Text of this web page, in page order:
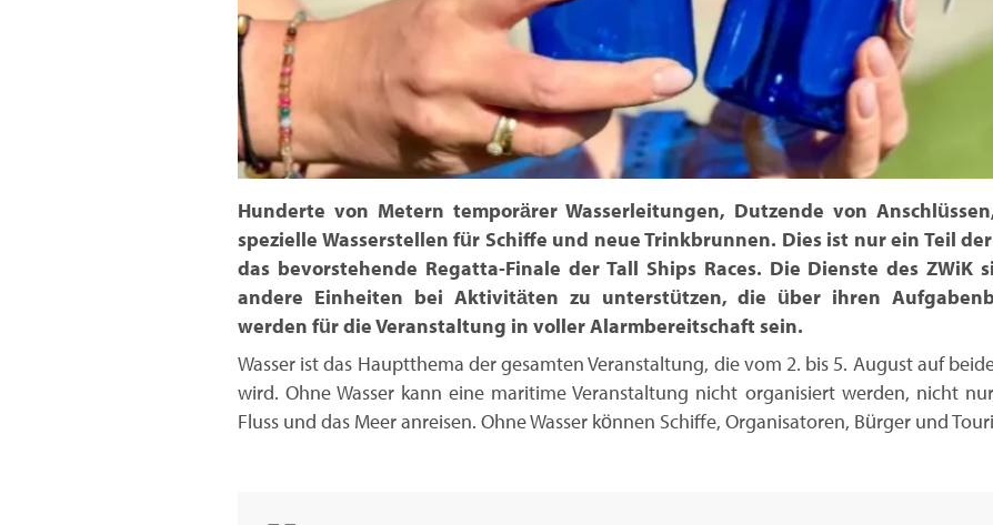
Hunderte von Metern temporärer Wasserleitungen, Dutzende von
spezielle Wasserstellen für Schiffe und neue Trinkbrunnen. Dies ist nur ein Teil
das bevorstehende Regatta-Finale der Tall Ships Races. Die Dienste des ZWiK
andere Einheiten bei Aktivitäten zu unterstützen, die über ihren
werden für die Veranstaltung in voller Alarmbereitschaft sein.
Wasser ist das Hauptthema der gesamten Veranstaltung, die vom 2. bis 5. August auf
wird. Ohne Wasser kann eine maritime Veranstaltung nicht organisiert werden, nicht
Fluss und das Meer anreisen. Ohne Wasser können Schiffe, Organisatoren, Bürger und